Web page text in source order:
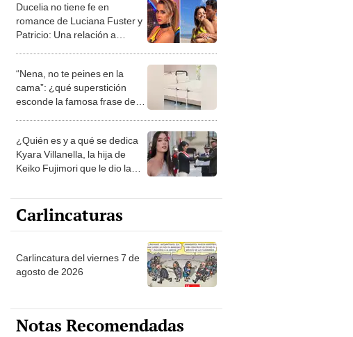
Ducelia no tiene fe en
romance de Luciana Fuster y
Patricio: Una relación a
“Nena, no te peines en la
cama”: ¿qué superstición
esconde la famosa frase de
¿Quién es y a qué se dedica
Kyara Villanella, la hija de
Keiko Fujimori que le dio la
Carlincaturas
Carlincatura del viernes 7 de
agosto de 2026
Notas Recomendadas